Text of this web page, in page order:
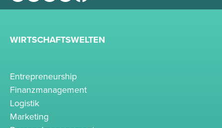
WIRTSCHAFTSWELTEN
Entrepreneurship
Finanzmanagement
Logistik
Marketing